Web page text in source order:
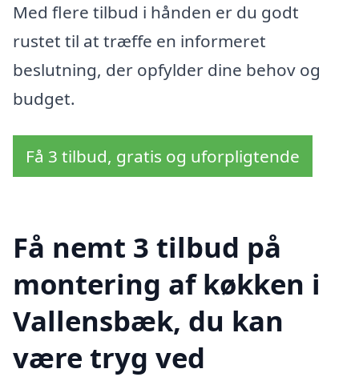
Med flere tilbud i hånden er du godt
rustet til at træffe en informeret
beslutning, der opfylder dine behov og
budget.
Få 3 tilbud, gratis og uforpligtende
Få nemt 3 tilbud på
montering af køkken i
Vallensbæk, du kan
være tryg ved